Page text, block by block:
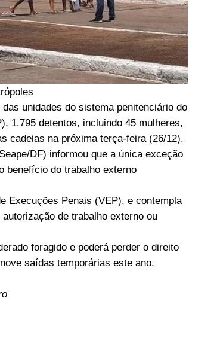
unidades do sistema penitenciário do
1.795 detentos, incluindo 45 mulheres,
cadeias na próxima terça-feira (26/12).
DF) informou que a única exceção
benefício do trabalho externo
Execuções Penais (VEP), e contempla
de trabalho externo ou
foragido e poderá perder o direito
saídas temporárias este ano,